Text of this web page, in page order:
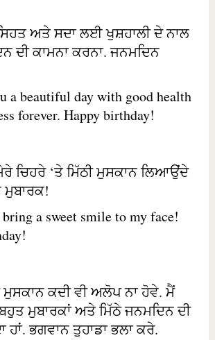
ਅਤੇ ਸਦਾ ਲਈ ਖੁਸ਼ਹਾਲੀ ਦੇ ਨਾਲ
ਦੀ ਕਾਮਨਾ ਕਰਨਾ. ਜਨਮਦਿਨ
a beautiful day with good health
forever. Happy birthday!
ਚਿਹਰੇ ‘ਤੇ ਮਿੱਠੀ ਮੁਸਕਾਨ ਲਿਆਉਂਦੇ
a sweet smile to my face!
ਮੁਸਕਾਨ ਕਦੀ ਵੀ ਅਲੋਪ ਨਾ ਹੋਵੇ. ਮੈਂ
ਮੁਬਾਰਕਾਂ ਅਤੇ ਮਿੱਠੇ ਜਨਮਦਿਨ ਦੀ
ਹਾਂ. ਭਗਵਾਨ ਤੁਹਾਡਾ ਭਲਾ ਕਰੇ.